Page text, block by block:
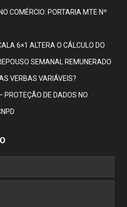
COMÉRCIO: PORTARIA MTE Nº
6×1 ALTERA O CÁLCULO DO
SEMANAL REMUNERADO
VERBAS VARIÁVEIS?
PROTEÇÃO DE DADOS NO